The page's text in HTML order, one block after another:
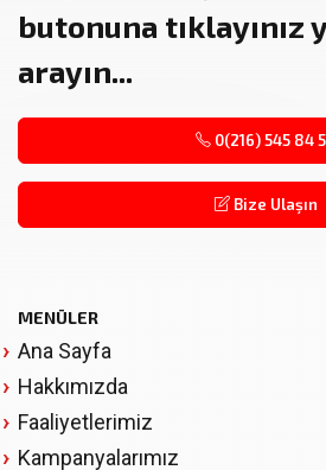
butonuna tıklayınız
arayın...
0(216) 545 84
Bize Ulaşın
MENÜLER
Ana Sayfa
Hakkımızda
Faaliyetlerimiz
Kampanyalarımız